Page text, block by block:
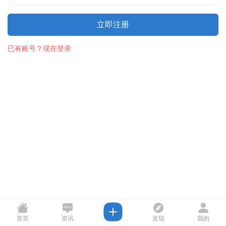
立即注册
已有账号？现在登录
首页 资讯 发现 我的